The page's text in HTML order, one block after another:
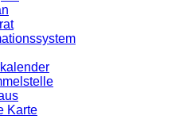
Karte